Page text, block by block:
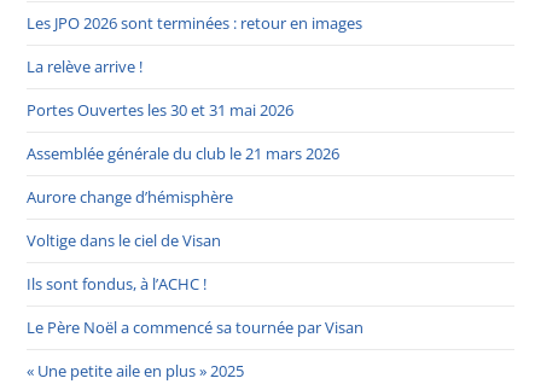
Les JPO 2026 sont terminées : retour en images
La relève arrive !
Portes Ouvertes les 30 et 31 mai 2026
Assemblée générale du club le 21 mars 2026
Aurore change d’hémisphère
Voltige dans le ciel de Visan
Ils sont fondus, à l’ACHC !
Le Père Noël a commencé sa tournée par Visan
« Une petite aile en plus » 2025